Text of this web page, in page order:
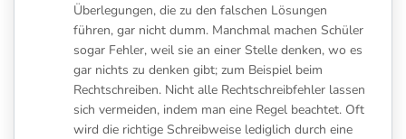
Überlegungen, die zu den falschen Lösungen
führen, gar nicht dumm. Manchmal machen Schüler
sogar Fehler, weil sie an einer Stelle denken, wo es
gar nichts zu denken gibt; zum Beispiel beim
Rechtschreiben. Nicht alle Rechtschreibfehler lassen
sich vermeiden, indem man eine Regel beachtet. Oft
wird die richtige Schreibweise lediglich durch eine